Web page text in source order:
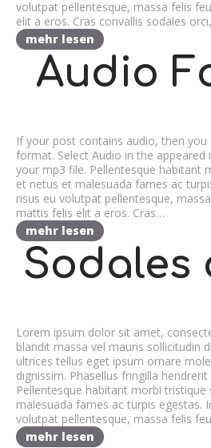
volutpat pellentesque, massa felis
elit a eros. Cras convallis sodales
mehr lesen
Audio
If your post contains audio, then
format. Select Audio in the
your mp3 file. Pellentesque habitant
et netus et malesuada fames ac
risus eu volutpat pellentesque,
mattis felis elit a eros. Cras…
mehr lesen
Sodales
Lorem ipsum dolor sit amet,
blandit massa vel mauris sollicitudin
ultrices tellus eget ipsum ornare
dignissim. Phasellus fringilla
Pellentesque habitant morbi
malesuada fames ac turpis egestas.
volutpat pellentesque, massa felis
mehr lesen